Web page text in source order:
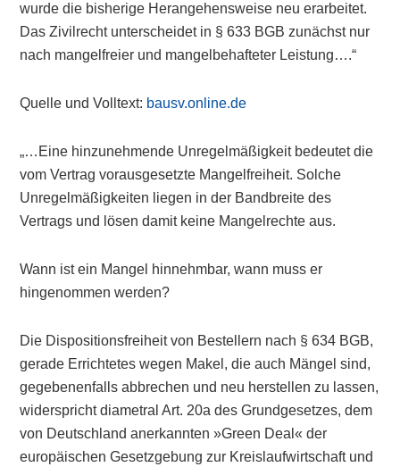
wurde die bisherige Herangehensweise neu erarbeitet.
Das Zivilrecht unterscheidet in § 633 BGB zunächst nur
nach mangelfreier und mangelbehafteter Leistung….“
Quelle und Volltext: bausv.online.de
„…Eine hinzunehmende Unregelmäßigkeit bedeutet die
vom Vertrag vorausgesetzte Mangelfreiheit. Solche
Unregelmäßigkeiten liegen in der Bandbreite des
Vertrags und lösen damit keine Mangelrechte aus.
Wann ist ein Mangel hinnehmbar, wann muss er
hingenommen werden?
Die Dispositionsfreiheit von Bestellern nach § 634 BGB,
gerade Errichtetes wegen Makel, die auch Mängel sind,
gegebenenfalls abbrechen und neu herstellen zu lassen,
widerspricht diametral Art. 20a des Grundgesetzes, dem
von Deutschland anerkannten »Green Deal« der
europäischen Gesetzgebung zur Kreislaufwirtschaft und